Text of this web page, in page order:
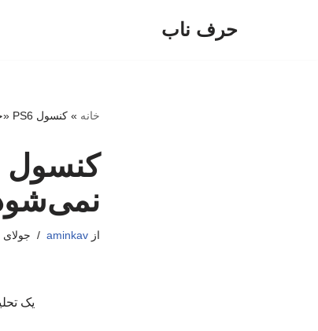
حرف ناب
خانه »کنسول PS6 «حداقل تا سال ۲۰۲۸» عرضه نمی‌شود
ازaminkav جولای 1, 2026
یک تحلیلگر